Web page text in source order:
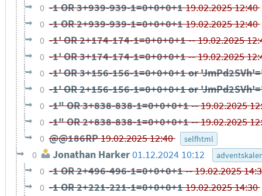
0 -1 OR 3+939-939-1=0+0+0+119.02.2025 12:40
0 -1 OR 2+939-939-1=0+0+0+119.02.2025 12:40
0 -1' OR 2+174-174-1=0+0+0+1 --19.02.2025
0 -1' OR 3+174-174-1=0+0+0+1 --19.02.2025
0 -1' OR 3+156-156-1=0+0+0+1 or
0 -1' OR 2+156-156-1=0+0+0+1 or
0 -1" OR 3+838-838-1=0+0+0+1 --19.02.2025
0 -1" OR 2+838-838-1=0+0+0+1 --19.02.2025
0 @@186RP19.02.2025 12:40 selfhtml
0 Jonathan Harker01.12.2024 10:12
0 -1 OR 2+496-496-1=0+0+0+1 --19.02.2025
0 -1 OR 2+221-221-1=0+0+0+119.02.2025 14:30